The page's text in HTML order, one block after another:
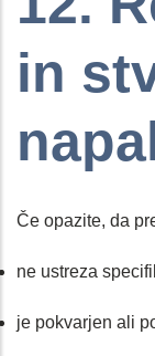
in
Če opazite, da
ne ustreza
je pokvarjen ali